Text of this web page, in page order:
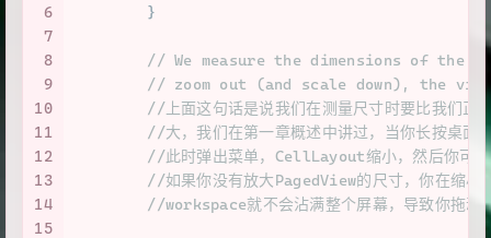
6
7
8
9
10
11
12
13
14
15
        }
// We measure the dimensions of the
// zoom out (and scale down), the
//上面这句话是说我们在测量尺寸时要比我们正
//大，我们在第一章概述中讲过，当你长按桌面
//此时弹出菜单，CellLayout缩小，然后你可
//如果你没有放大PagedView的尺寸，你在缩小
//workspace就不会沾满整个屏幕，导致你拖动